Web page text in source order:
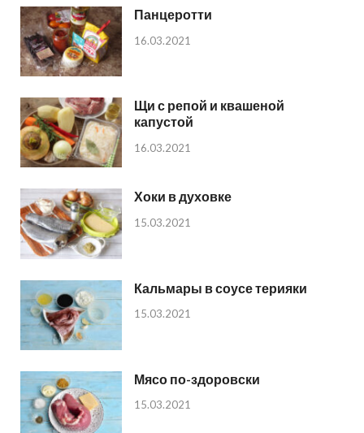
Панцеротти
16.03.2021
Щи с репой и квашеной
капустой
16.03.2021
Хоки в духовке
15.03.2021
Кальмары в соусе терияки
15.03.2021
Мясо по-здоровски
15.03.2021